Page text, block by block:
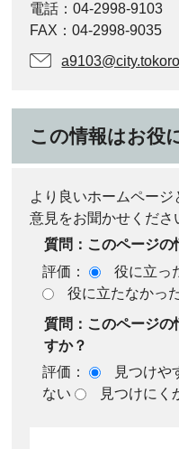
電話：04-2998-9103
FAX：04-2998-9035
この情報はお役
より良いホームペー
意見をお聞かせくださ
質問：このページの
評価：
役に立っ
役に立たなかっ
質問：このページ
すか？
評価：
見つけや
ない
見つけにく